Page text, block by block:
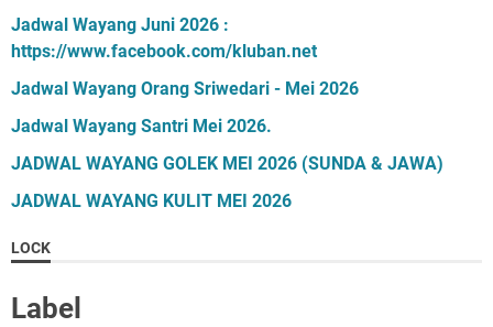
Jadwal Wayang Juni 2026 :
https://www.facebook.com/kluban.net
Jadwal Wayang Orang Sriwedari - Mei 2026
Jadwal Wayang Santri Mei 2026.
JADWAL WAYANG GOLEK MEI 2026 (SUNDA & JAWA)
JADWAL WAYANG KULIT MEI 2026
LOCK
Label